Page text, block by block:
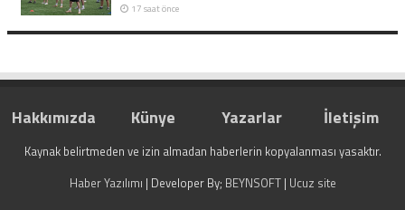
17 saat önce
Hakkımızda Künye Yazarlar İletişim
Kaynak belirtmeden ve izin almadan haberlerin kopyalanması yasaktır.
Haber Yazılımı | Developer By; BEYNSOFT| Ucuz site